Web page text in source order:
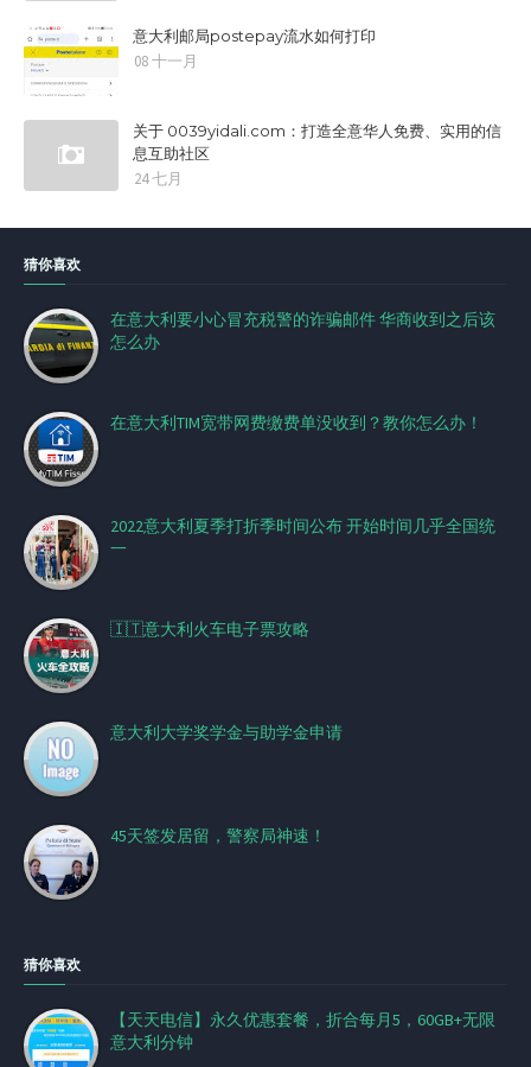
意大利邮局postepay流水如何打印
08 十一月
关于 0039yidali.com：打造全意华人免费、实用的信
息互助社区
24 七月
猜你喜欢
在意大利要小心冒充税警的诈骗邮件 华商收到之后该
怎么办
在意大利TIM宽带网费缴费单没收到？教你怎么办！
2022意大利夏季打折季时间公布 开始时间几乎全国统
一
🇮🇹意大利火车电子票攻略
意大利大学奖学金与助学金申请
45天签发居留，警察局神速！
猜你喜欢
【天天电信】永久优惠套餐，折合每月5，60GB+无限
意大利分钟